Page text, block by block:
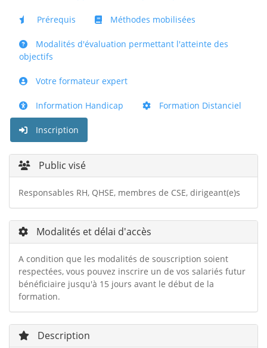
Prérequis Méthodes mobilisées
Modalités d'évaluation permettant l'atteinte des
objectifs
Votre formateur expert
Information Handicap Formation Distanciel
Inscription
Public visé
Responsables RH, QHSE, membres de CSE, dirigeant(e)s
Modalités et délai d'accès
A condition que les modalités de souscription soient
respectées, vous pouvez inscrire un de vos salariés futur
bénéficiaire jusqu'à 15 jours avant le début de la
formation.
Description